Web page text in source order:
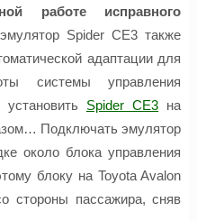
работе исправного
Spider CE3 также
адаптации для
системы управления
Spider CE3 на
Подключать эмулятор
около блока управления
блоку на Toyota Avalon
стороны пассажира, сняв